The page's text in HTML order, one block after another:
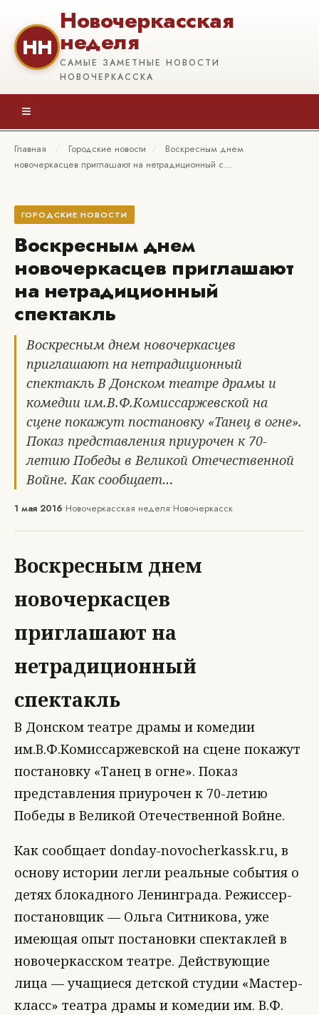
НН
Новочеркасская
неделя
САМЫЕ ЗАМЕТНЫЕ НОВОСТИ
НОВОЧЕРКАССКА
≡
Главная / Городские новости /
Воскресным днем
новочеркасцев приглашают на нетрадиционный с…
ГОРОДСКИЕ НОВОСТИ
Воскресным днем
новочеркасцев приглашают
на нетрадиционный
спектакль
Воскресным днем новочеркасцев
приглашают на нетрадиционный
спектакль В Донском театре драмы и
комедии им.В.Ф.Комиссаржевской на
сцене покажут постановку «Танец в огне».
Показ представления приурочен к 70-
летию Победы в Великой Отечественной
Войне. Как сообщает…
1 мая 2016•Новочеркасская неделя•Новочеркасск
Воскресным днем
новочеркасцев
приглашают на
нетрадиционный
спектакль
В Донском театре драмы и комедии
им.В.Ф.Комиссаржевской на сцене покажут
постановку «Танец в огне». Показ
представления приурочен к 70-летию
Победы в Великой Отечественной Войне.
Как сообщает donday-novocherkassk.ru, в
основу истории легли реальные события о
детях блокадного Ленинграда. Режиссер-
постановщик — Ольга Ситникова, уже
имеющая опыт постановки спектаклей в
новочеркасском театре. Действующие
лица — учащиеся детской студии «Мастер-
класс» театра драмы и комедии им. В.Ф.